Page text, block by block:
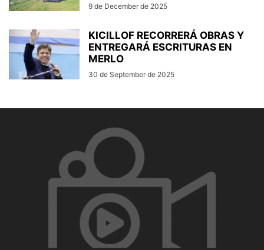
9 de December de 2025
KICILLOF RECORRERÁ OBRAS Y
ENTREGARÁ ESCRITURAS EN
MERLO
30 de September de 2025